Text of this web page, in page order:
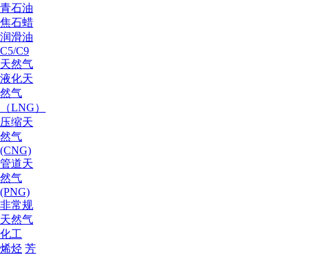
青石油
焦石蜡
润滑油
C5/C9
天然气
液化天
然气
（LNG）
压缩天
然气
(CNG)
管道天
然气
(PNG)
非常规
天然气
化工
烯烃 芳